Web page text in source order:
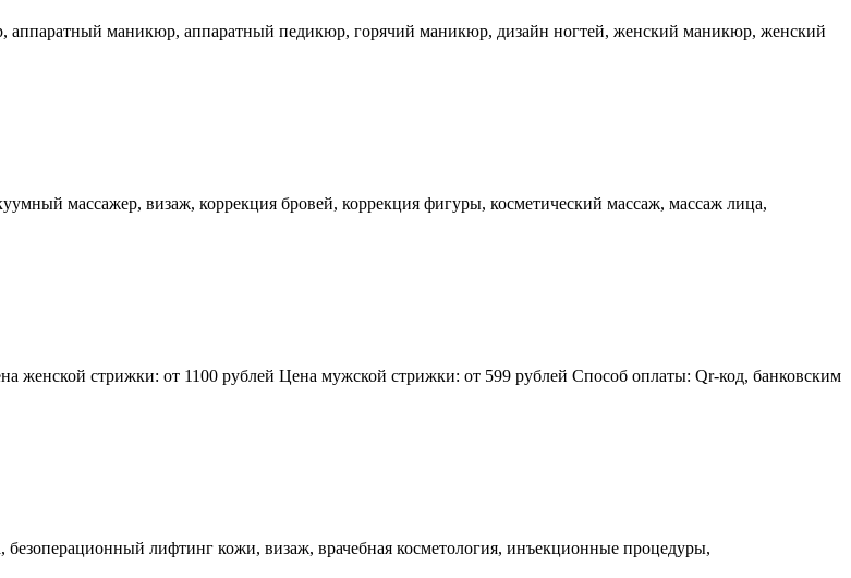
аппаратный маникюр, аппаратный педикюр, горячий маникюр, дизайн ногтей, женский маникюр, женский
массажер, визаж, коррекция бровей, коррекция фигуры, косметический массаж, массаж лица,
женской стрижки: от 1100 рублей Цена мужской стрижки: от 599 рублей Способ оплаты: Qr-код, банковским
безоперационный лифтинг кожи, визаж, врачебная косметология, инъекционные процедуры,